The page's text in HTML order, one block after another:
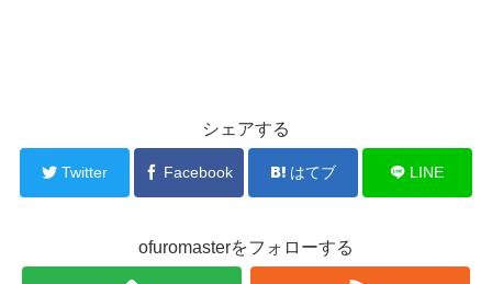
シェアする
Twitter Facebook はてブ LINE
ofuromasterをフォローする